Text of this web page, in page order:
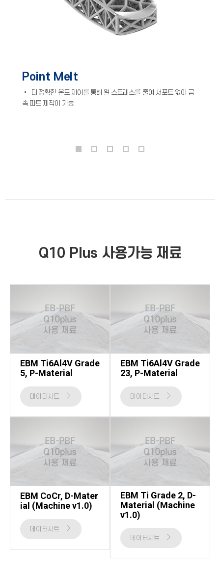
Point Melt
• 더 정확한 온도 제어를 통해 열 스트레스를 줄여 서포트 없이 금
속 파트 제작이 가능
Q10 Plus 사용가능 재료
EBM Ti6Al4V Grade
5, P-Material
데이터시트
EBM Ti6Al4V Grade
23, P-Material
데이터시트
EBM CoCr, D-Mater
ial (Machine v1.0)
데이터시트
EBM Ti Grade 2, D-
Material (Machine
v1.0)
데이터시트